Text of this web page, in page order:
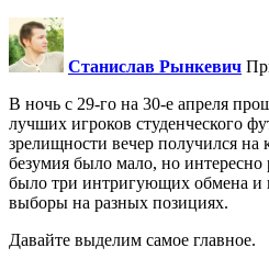
Станислав Рынкевич
В ночь с 29-го на 30-е апреля
лучших игроков студенческого
зрелищности вечер получился
безумия было мало, но интересно
было три интригующих обмена и
выборы на разных позициях.
Давайте выделим самое главное.